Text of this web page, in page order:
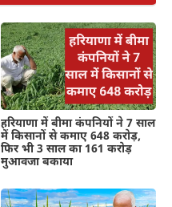
हरियाणा में बीमा कंपनियों ने 7 साल
में किसानों से कमाए 648 करोड़,
फिर भी 3 साल का 161 करोड़
मुआवजा बकाया